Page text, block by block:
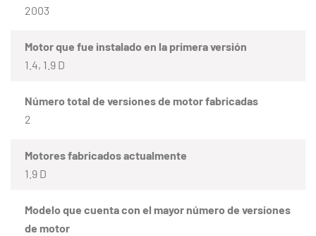
2003
Motor que fue instalado en la primera versión
1.4, 1.9 D
Número total de versiones de motor fabricadas
2
Motores fabricados actualmente
1.9 D
Modelo que cuenta con el mayor número de versiones
de motor